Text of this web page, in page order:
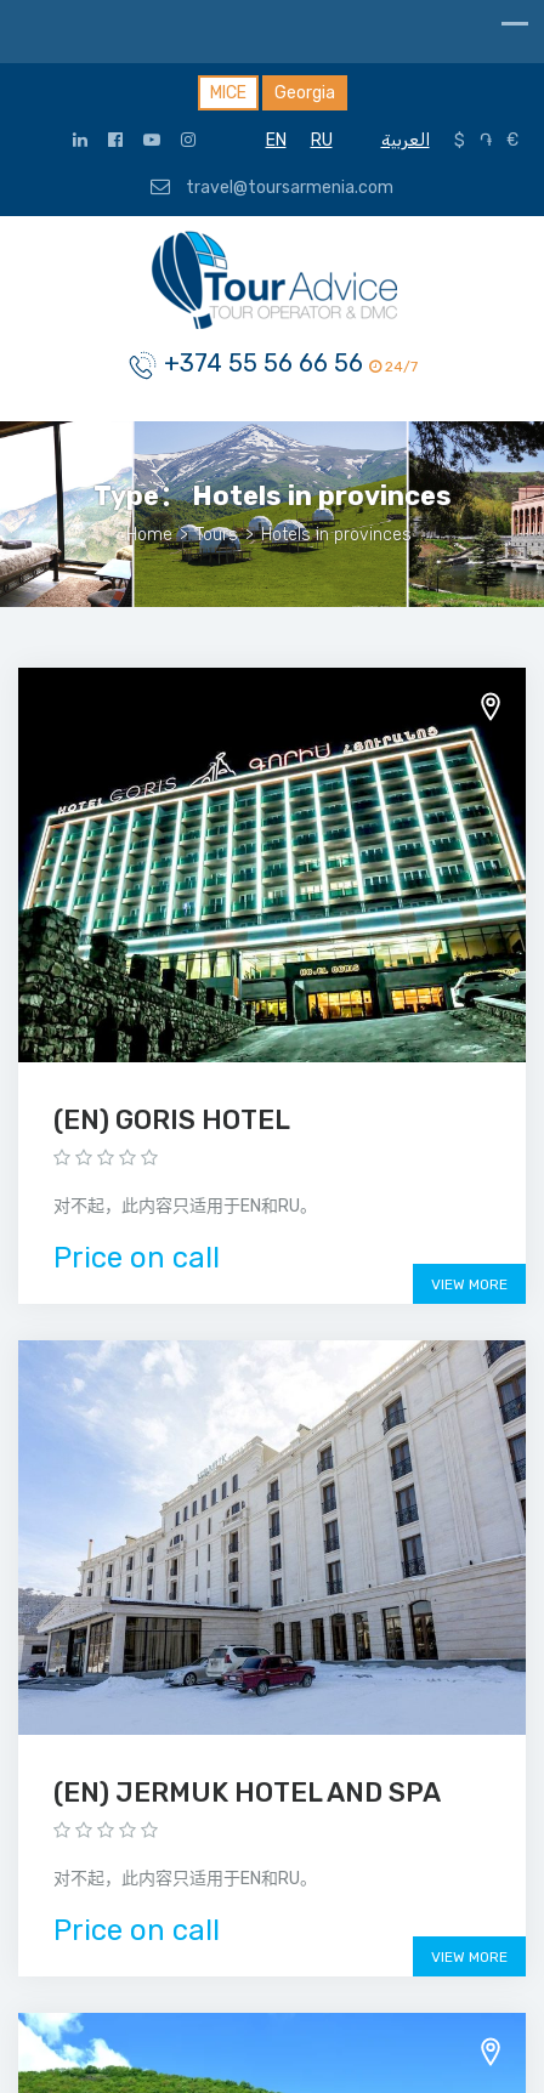
MICE Georgia
EN RU العربية $ ֏ €
travel@toursarmenia.com
+374 55 56 66 56 24/7
Type：Hotels in provinces
Home > Tours > Hotels in provinces
(EN) GORIS HOTEL
对不起，此内容只适用于EN和RU。
Price on call
VIEW MORE
(EN) JERMUK HOTEL AND SPA
对不起，此内容只适用于EN和RU。
Price on call
VIEW MORE